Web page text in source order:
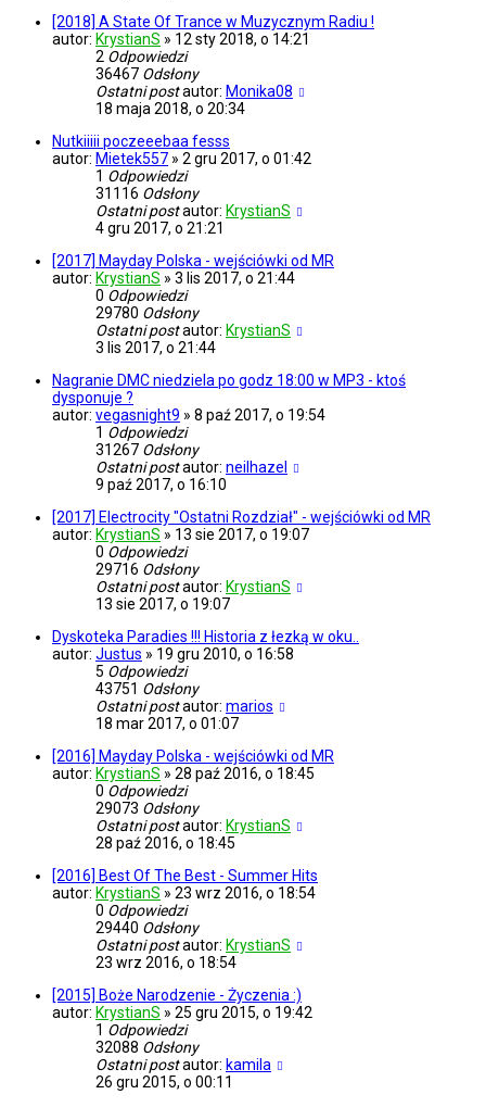
[2018] A State Of Trance w Muzycznym Radiu !
autor: KrystianS » 12 sty 2018, o 14:21
2 Odpowiedzi
36467 Odsłony
Ostatni postautor: Monika08
18 maja 2018, o 20:34
Nutkiiiii poczeeebaa fesss
autor: Mietek557 » 2 gru 2017, o 01:42
1 Odpowiedzi
31116 Odsłony
Ostatni postautor: KrystianS
4 gru 2017, o 21:21
[2017] Mayday Polska - wejściówki od MR
autor: KrystianS » 3 lis 2017, o 21:44
0 Odpowiedzi
29780 Odsłony
Ostatni postautor: KrystianS
3 lis 2017, o 21:44
Nagranie DMC niedziela po godz 18:00 w MP3 - ktoś
dysponuje ?
autor: vegasnight9 » 8 paź 2017, o 19:54
1 Odpowiedzi
31267 Odsłony
Ostatni postautor: neilhazel
9 paź 2017, o 16:10
[2017] Electrocity "Ostatni Rozdział" - wejściówki od MR
autor: KrystianS » 13 sie 2017, o 19:07
0 Odpowiedzi
29716 Odsłony
Ostatni postautor: KrystianS
13 sie 2017, o 19:07
Dyskoteka Paradies !!! Historia z łezką w oku..
autor: Justus » 19 gru 2010, o 16:58
5 Odpowiedzi
43751 Odsłony
Ostatni postautor: marios
18 mar 2017, o 01:07
[2016] Mayday Polska - wejściówki od MR
autor: KrystianS » 28 paź 2016, o 18:45
0 Odpowiedzi
29073 Odsłony
Ostatni postautor: KrystianS
28 paź 2016, o 18:45
[2016] Best Of The Best - Summer Hits
autor: KrystianS » 23 wrz 2016, o 18:54
0 Odpowiedzi
29440 Odsłony
Ostatni postautor: KrystianS
23 wrz 2016, o 18:54
[2015] Boże Narodzenie - Życzenia :)
autor: KrystianS » 25 gru 2015, o 19:42
1 Odpowiedzi
32088 Odsłony
Ostatni postautor: kamila
26 gru 2015, o 00:11